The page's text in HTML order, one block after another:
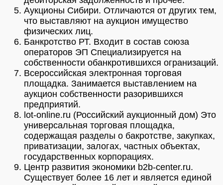
Аукционы Сибири. Отличаются от других тем,
что выставляют на аукцион имущество
физических лиц.
Банкротство РТ. Входит в состав союза
операторов ЭП Специализируется на
собственности обанкротившихся огранизаций.
Всероссийская электронная торговая
площадка. Занимается выставлением на
аукцион собственности разорившихся
предприятий.
lot-online.ru (Российский аукционный дом) Это
универсальная торговая площадка,
содержащая разделы о бакротстве, закупках,
приватизации, залогах, частных объектах,
государственных корпорациях.
Центр развития экономики b2b-center.ru.
Существует более 16 лет и является единой